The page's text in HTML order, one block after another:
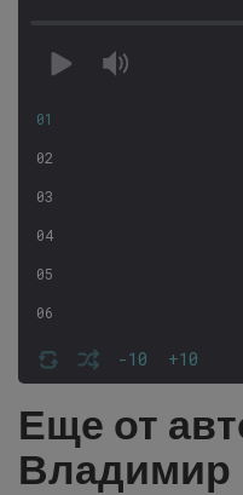
-10 +10
01
02
03
04
05
06
07
08
09
10
Еще от
Владимир